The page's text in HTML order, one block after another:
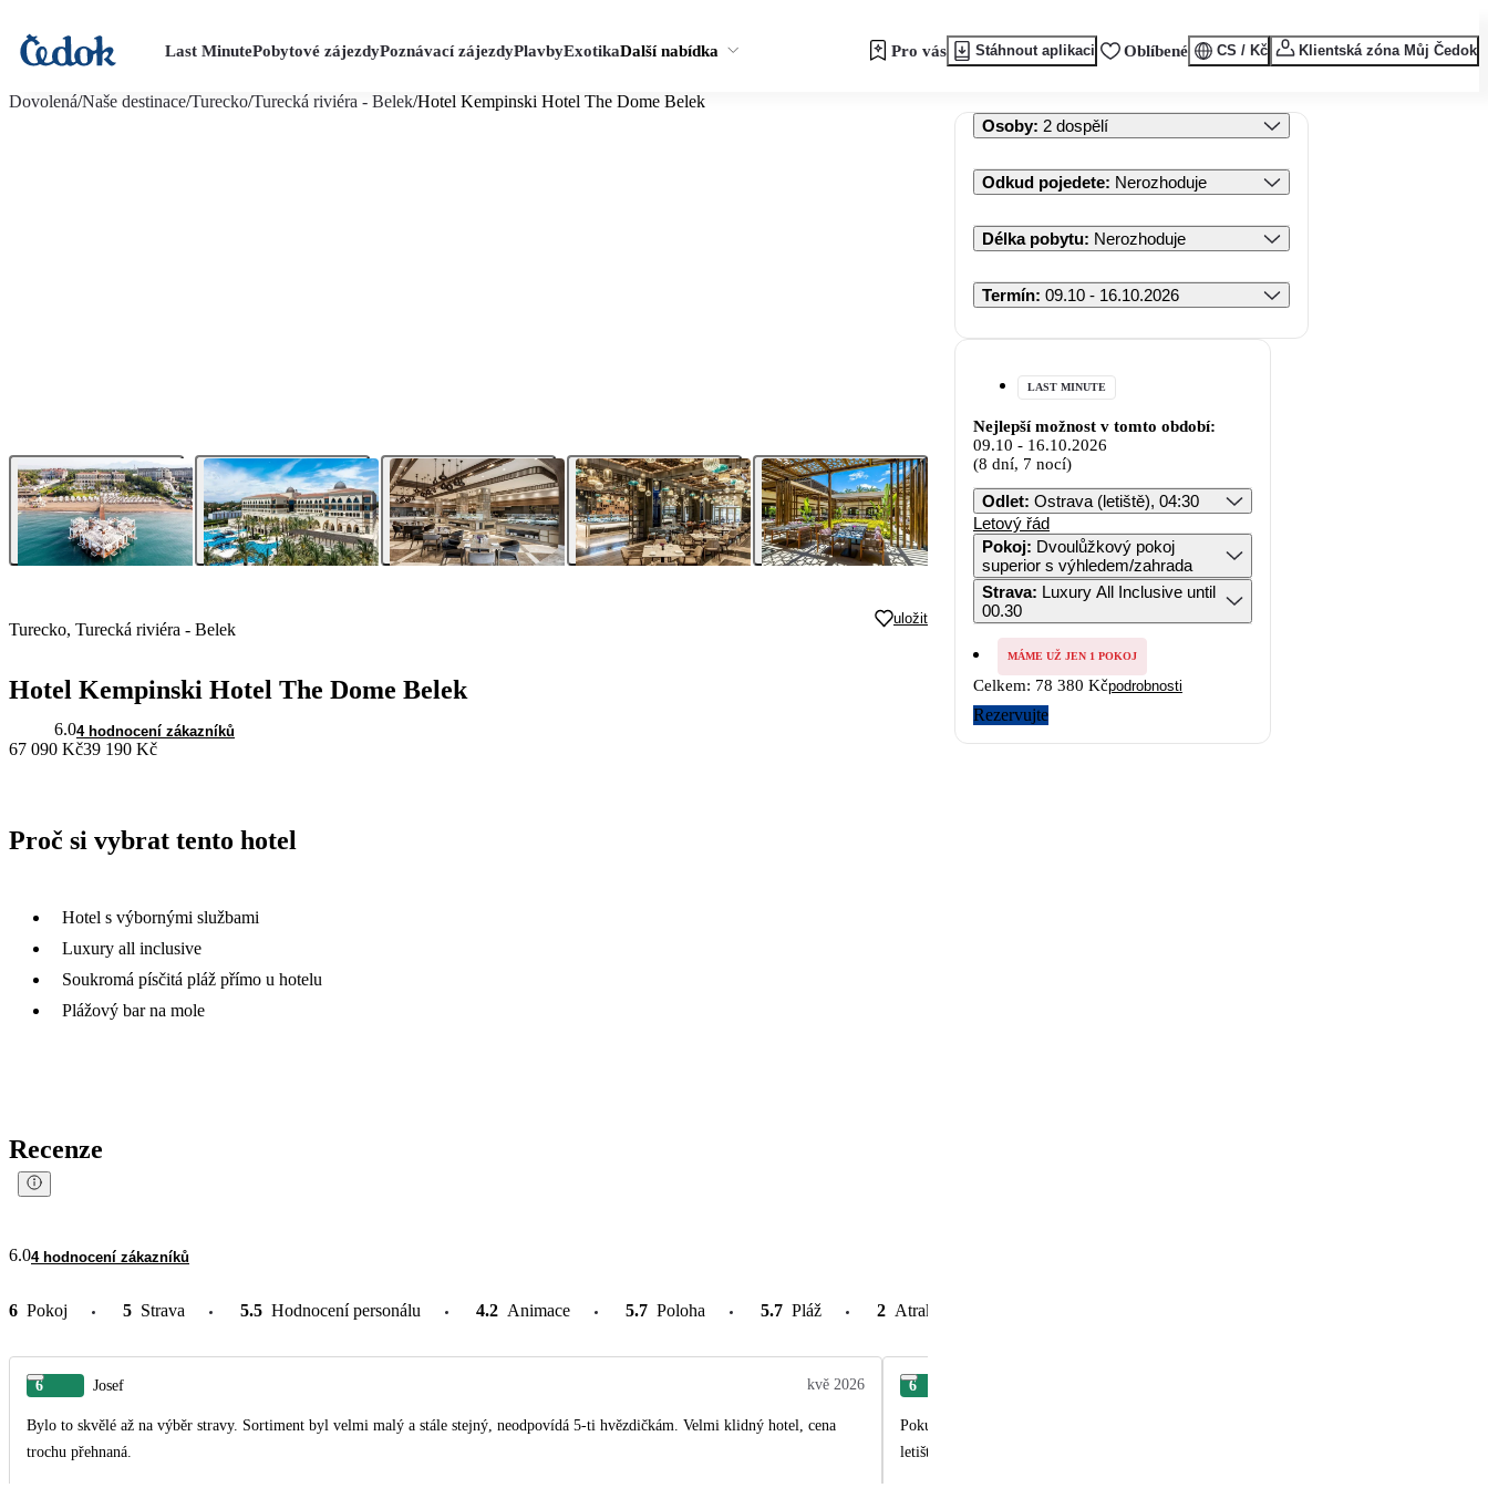
Last MinutePobytové zájezdyPoznávací zájezdyPlavbyExotikaDalší nabídka Pro vás Stáhnout aplikaci Oblíbené CS / Kč Klientská zóna Můj Čedok
Dovolená/Naše destinace/Turecko/Turecká riviéra - Belek/Hotel Kempinski Hotel The Dome Belek
Turecko, Turecká riviéra - Belek
uložit
Hotel Kempinski Hotel The Dome Belek
6.04 hodnocení zákazníků
67 090 Kč39 190 Kč
Proč si vybrat tento hotel
Hotel s výbornými službami
Luxury all inclusive
Soukromá písčitá pláž přímo u hotelu
Plážový bar na mole
Recenze
6.04 hodnocení zákazníků
6 Pokoj 5 Strava 5.5 Hodnocení personálu 4.2 Animace 5.7 Poloha 5.7 Pláž 2 Atrakce v okolí
6 Josef kvě 2026
Bylo to skvělé až na výběr stravy. Sortiment byl velmi malý a stále stejný, neodpovídá 5-ti hvězdičkám. Velmi klidný hotel, cena
trochu přehnaná.
6
Pokud hledáte hotel bez hlučných animačních programů, tak je Kempinski the Dome Belek
letiště by klidně mohl být o 30/45 minut později. Cesta trvá 15-20 minut.
Osoby: 2 dospělí
Odkud pojedete: Nerozhoduje
Délka pobytu: Nerozhoduje
Termín: 09.10 - 16.10.2026
LAST MINUTE
Nejlepší možnost v tomto období:
09.10 - 16.10.2026
(8 dní, 7 nocí)
Odlet: Ostrava (letiště), 04:30
Letový řád
Pokoj: Dvoulůžkový pokoj
superior s výhledem/zahrada
Strava: Luxury All Inclusive until
00.30
MÁME UŽ JEN 1 POKOJ
Celkem: 78 380 Kčpodrobnosti
Rezervujte